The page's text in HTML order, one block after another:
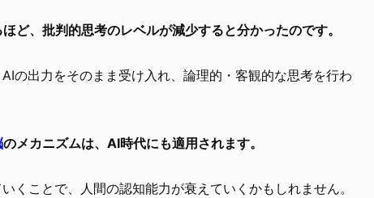
ど、批判的思考のレベルが減少すると分かったのです。
の出力をそのまま受け入れ、論理的・客観的な思考を行わ
のメカニズムは、AI時代にも適用されます。
くことで、人間の認知能力が衰えていくかもしれません。